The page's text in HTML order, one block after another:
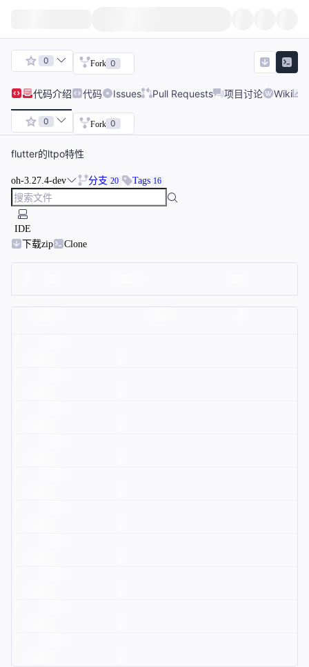
0 Fork 0
代码介绍 代码 Issues Pull Requests 项目讨论 Wiki
0 Fork 0
flutter的ltpo特性
oh-3.27.4-dev 分支 20 Tags 16
IDE
下载zip
Clone